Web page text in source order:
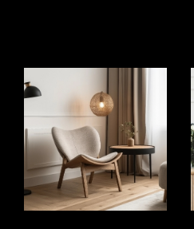
Roussillon
La vente de votre bien
approche professionnelle et
vous offrons un
l’évaluation initiale à la
mettons en œuvre des